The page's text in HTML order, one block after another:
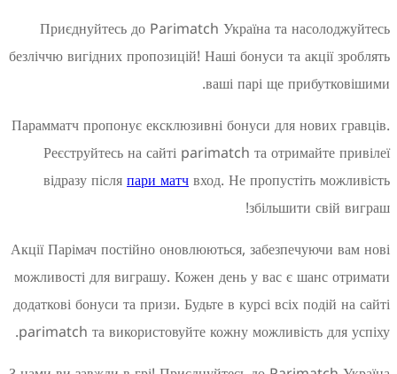
Приєднуйтесь до Parimatch Україна та
безліччю вигідних пропозицій! Наші бонуси та акції
ваші парі ще
Парамматч пропонує ексклюзивні бонуси для нових
Реєструйтесь на сайті parimatch та отримайте
відразу післяпари матчвход. Не пропустіть
збільшити
Акції Парімач постійно оновлюються, забезпечуючи
можливості для виграшу. Кожен день у вас є шанс
додаткові бонуси та призи. Будьте в курсі всіх подій
parimatch та використовуйте кожну можливість для